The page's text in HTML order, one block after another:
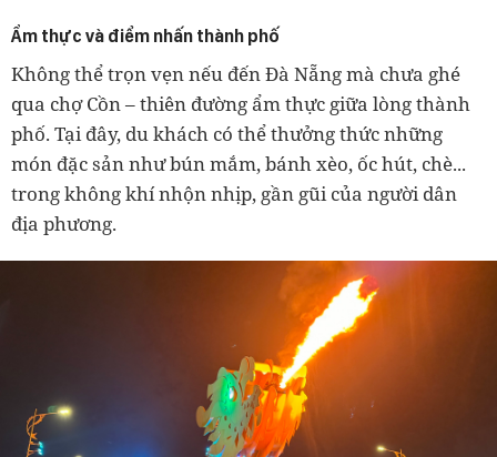
Ẩm thực và điểm nhấn thành phố
Không thể trọn vẹn nếu đến Đà Nẵng mà chưa ghé
qua chợ Cồn – thiên đường ẩm thực giữa lòng thành
phố. Tại đây, du khách có thể thưởng thức những
món đặc sản như bún mắm, bánh xèo, ốc hút, chè...
trong không khí nhộn nhịp, gần gũi của người dân
địa phương.